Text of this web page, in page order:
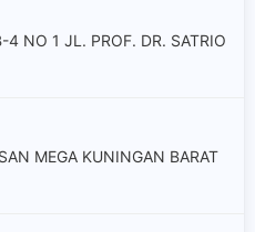
NO 1 JL. PROF. DR. SATRIO
MEGA KUNINGAN BARAT